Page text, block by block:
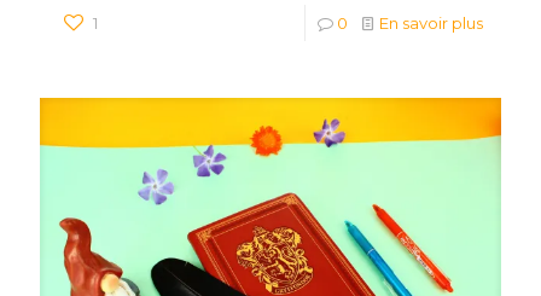
1 0 En savoir plus